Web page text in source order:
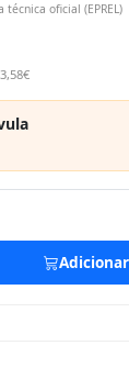
técnica oficial (EPREL)
Adicionar